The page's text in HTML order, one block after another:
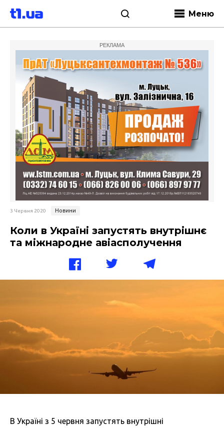
Меню
РЕКЛАМА
3 Червня 2020 Новини
Коли в Україні запустять внутрішнє
та міжнародне авіасполучення
В Україні з 5 червня запустять внутрішні